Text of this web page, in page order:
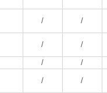
/ /
/ /
/
/
/ /